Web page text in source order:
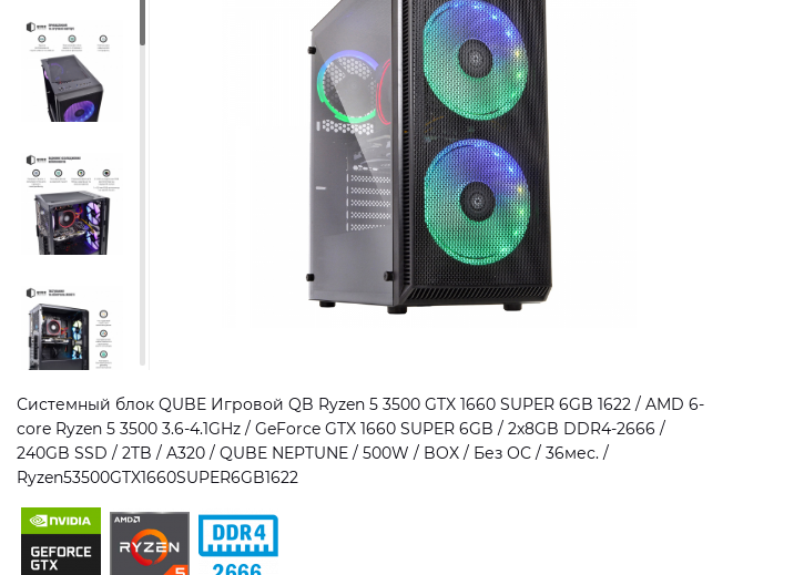
Системный блок QUBE Игровой QB Ryzen 5 3500 GTX 1660 SUPER 6GB 1622 / AMD 6-
core Ryzen 5 3500 3.6-4.1GHz / GeForce GTX 1660 SUPER 6GB / 2x8GB DDR4-2666 /
240GB SSD / 2TB / A320 / QUBE NEPTUNE / 500W / BOX / Без ОС / 36мес. /
Ryzen53500GTX1660SUPER6GB1622